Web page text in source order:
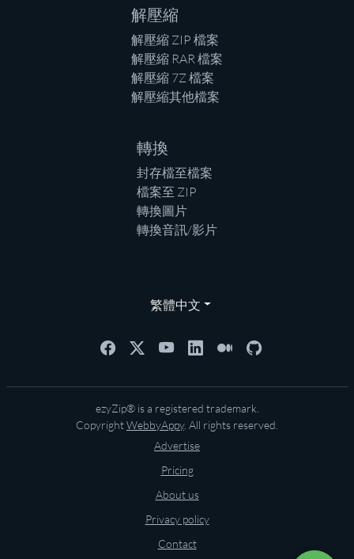
解壓縮
解壓縮 ZIP 檔案
解壓縮 RAR 檔案
解壓縮 7Z 檔案
解壓縮其他檔案
轉換
封存檔至檔案
檔案至 ZIP
轉換圖片
轉換音訊/影片
繁體中文
ezyZip® is a registered trademark.
CopyrightWebbyAppy. All rights reserved.
Advertise
Pricing
About us
Privacy policy
Contact